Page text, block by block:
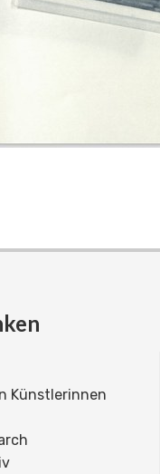
Künstlerinnen